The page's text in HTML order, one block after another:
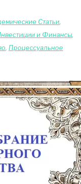
Статьи
и Финансы
Процессуальное